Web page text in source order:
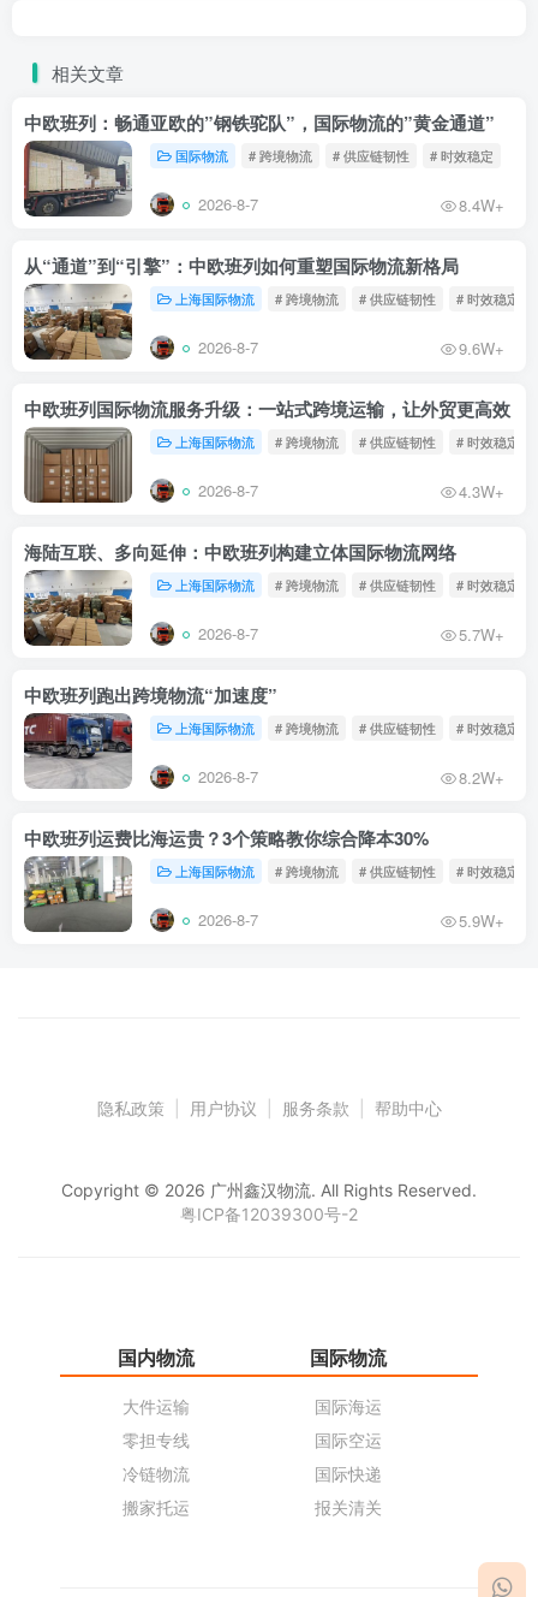
相关文章
中欧班列：畅通亚欧的”钢铁驼队”，国际物流的”黄金通道”
国际物流 # 跨境物流 # 供应链韧性 # 时效稳定
2026-8-7 8.4W+
从“通道”到“引擎”：中欧班列如何重塑国际物流新格局
上海国际物流 # 跨境物流 # 供应链韧性 # 时效稳定
2026-8-7 9.6W+
中欧班列国际物流服务升级：一站式跨境运输，让外贸更高效
上海国际物流 # 跨境物流 # 供应链韧性 # 时效稳定
2026-8-7 4.3W+
海陆互联、多向延伸：中欧班列构建立体国际物流网络
上海国际物流 # 跨境物流 # 供应链韧性 # 时效稳定
2026-8-7 5.7W+
中欧班列跑出跨境物流“加速度”
上海国际物流 # 跨境物流 # 供应链韧性 # 时效稳定
2026-8-7 8.2W+
中欧班列运费比海运贵？3个策略教你综合降本30%
上海国际物流 # 跨境物流 # 供应链韧性 # 时效稳定
2026-8-7 5.9W+
隐私政策 用户协议 服务条款 帮助中心
Copyright © 2026 广州鑫汉物流. All Rights Reserved.
粤ICP备12039300号-2
国内物流
大件运输
零担专线
冷链物流
搬家托运
国际物流
国际海运
国际空运
国际快递
报关清关